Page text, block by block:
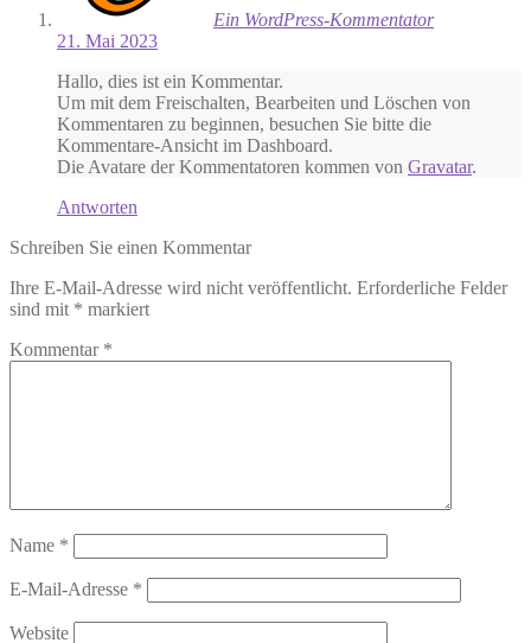
Ein WordPress-Kommentator
21. Mai 2023
Hallo, dies ist ein Kommentar.
Um mit dem Freischalten, Bearbeiten und Löschen von
Kommentaren zu beginnen, besuchen Sie bitte die
Kommentare-Ansicht im Dashboard.
Die Avatare der Kommentatoren kommen von Gravatar.
Antworten
Schreiben Sie einen Kommentar
Ihre E-Mail-Adresse wird nicht veröffentlicht. Erforderliche Felder
sind mit * markiert
Kommentar *
Name *
E-Mail-Adresse *
Website